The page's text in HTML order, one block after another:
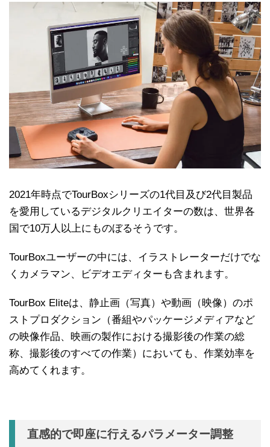
2021年時点でTourBoxシリーズの1代目及び2代目製品
を愛用しているデジタルクリエイターの数は、世界各
国で10万人以上にものぼるそうです。
TourBoxユーザーの中には、イラストレーターだけでな
くカメラマン、ビデオエディターも含まれます。
TourBox Eliteは、静止画（写真）や動画（映像）のポ
ストプロダクション（番組やパッケージメディアなど
の映像作品、映画の製作における撮影後の作業の総
称、撮影後のすべての作業）においても、作業効率を
高めてくれます。
直感的で即座に行えるパラメーター調整